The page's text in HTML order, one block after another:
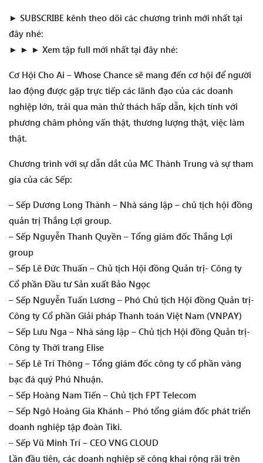
► SUBSCRIBE kênh theo dõi các chương trình mới nhất tại
đây nhé:
► ► ► Xem tập full mới nhất tại đây nhé:
Cơ Hội Cho Ai – Whose Chance sẽ mang đến cơ hội để người
lao động được gặp trực tiếp các lãnh đạo của các doanh
nghiệp lớn, trải qua màn thử thách hấp dẫn, kịch tính với
phương châm phỏng vấn thật, thương lượng thật, việc làm
thật.
Chương trình với sự dẫn dắt của MC Thành Trung và sự tham
gia của các Sếp:
– Sếp Dương Long Thành – Nhà sáng lập – chủ tịch hội đồng
quản trị Thắng Lợi group.
– Sếp Nguyễn Thanh Quyền – Tổng giám đốc Thắng Lợi
group
– Sếp Lê Đức Thuấn – Chủ tịch Hội đồng Quản trị- Công ty
Cổ phần Đầu tư Sản xuất Bảo Ngọc
– Sếp Nguyễn Tuấn Lương – Phó Chủ tịch Hội đồng Quản trị-
Công ty Cổ phần Giải pháp Thanh toán Việt Nam (VNPAY)
– Sếp Lưu Nga – Nhà sáng lập – Chủ tịch Hội đồng Quản trị-
Công ty Thời trang Elise
– Sếp Lê Trí Thông – Tổng giám đốc công ty cổ phần vàng
bạc đá quý Phú Nhuận.
– Sếp Hoàng Nam Tiến – Chủ tịch FPT Telecom
– Sếp Ngô Hoàng Gia Khánh – Phó tổng giám đốc phát triển
doanh nghiệp tập đoàn Tiki.
– Sếp Vũ Minh Trí – CEO VNG CLOUD
Lần đầu tiên, các doanh nghiệp sẽ công khai rộng rãi trên